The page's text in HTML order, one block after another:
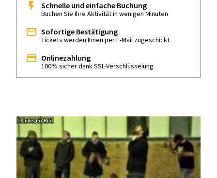
© links im Bild
Schnelle und einfache Buchung
Buchen Sie Ihre Aktivität in wenigen Minuten
Sofortige Bestätigung
Tickets werden Ihnen per E-Mail zugeschickt
Onlinezahlung
100% sicher dank SSL-Verschlüsselung